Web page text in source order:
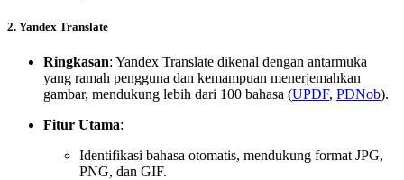
2. Yandex Translate
Ringkasan: Yandex Translate dikenal dengan antarmuka
yang ramah pengguna dan kemampuan menerjemahkan
gambar, mendukung lebih dari 100 bahasa (UPDF, PDNob).
Fitur Utama:
Identifikasi bahasa otomatis, mendukung format JPG,
PNG, dan GIF.